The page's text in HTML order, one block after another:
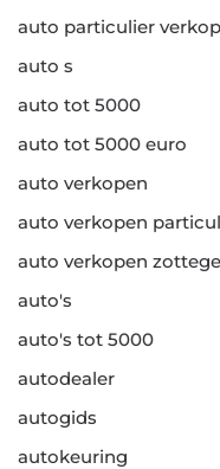
auto particulier
auto s
auto tot 5000
auto tot 5000 euro
auto verkopen
auto verkopen
auto verkopen
auto's
auto's tot 5000
autodealer
autogids
autokeuring